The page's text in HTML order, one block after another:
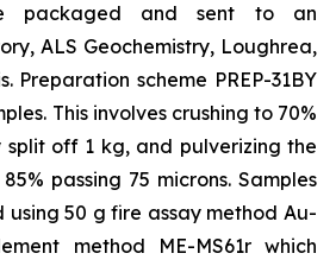
packaged and sent to an
ALS Geochemistry, Loughrea,
Preparation scheme PREP-31BY
This involves crushing to 70%
split off 1 kg, and pulverizing the
passing 75 microns. Samples
using 50 g fire assay method Au-
method ME-MS61r which